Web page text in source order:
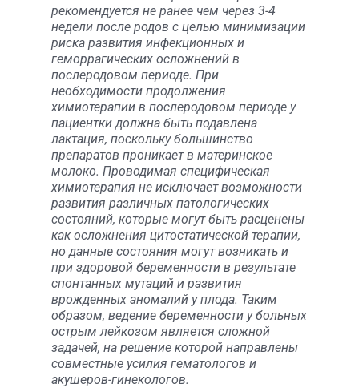
рекомендуется не ранее чем через 3-4
недели после родов с целью минимизации
риска развития инфекционных и
геморрагических осложнений в
послеродовом периоде. При
необходимости продолжения
химиотерапии в послеродовом периоде у
пациентки должна быть подавлена
лактация, поскольку большинство
препаратов проникает в материнское
молоко. Проводимая специфическая
химиотерапия не исключает возможности
развития различных патологических
состояний, которые могут быть расценены
как осложнения цитостатической терапии,
но данные состояния могут возникать и
при здоровой беременности в результате
спонтанных мутаций и развития
врожденных аномалий у плода. Таким
образом, ведение беременности у больных
острым лейкозом является сложной
задачей, на решение которой направлены
совместные усилия гематологов и
акушеров-гинекологов.